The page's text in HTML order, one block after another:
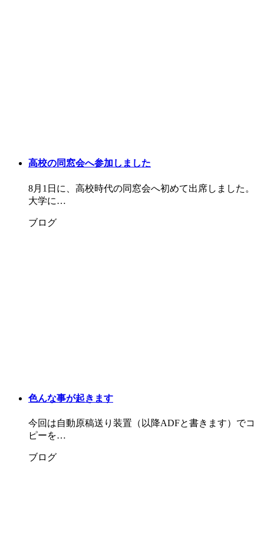
高校の同窓会へ参加しました
8月1日に、高校時代の同窓会へ初めて出席しました。
大学に…
ブログ
色んな事が起きます
今回は自動原稿送り装置（以降ADFと書きます）でコ
ピーを…
ブログ